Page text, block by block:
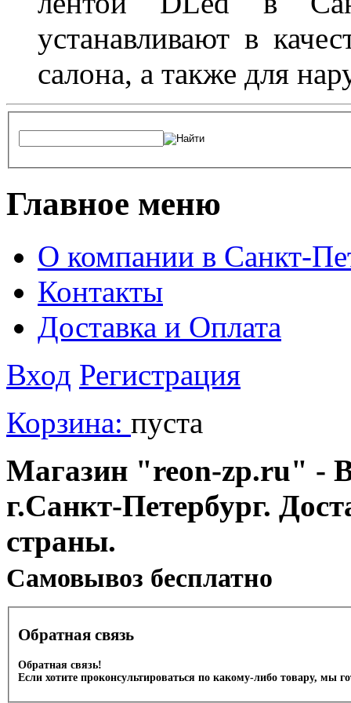
устанавливают в
салона, а также для
Главное меню
О компании в Санкт-
Контакты
Доставка и Оплата
Вход Регистрация
Корзина: пуста
Магазин "reon-zp.ru" -
г.Санкт-Петербург.
страны.
Cамовывоз бесплатно
Обратная связь
Обратная связь!
Если хотите проконсультироваться по какому-либо товару, мы